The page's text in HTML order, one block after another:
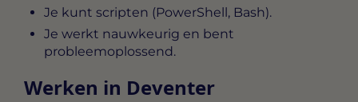
Je kunt scripten (PowerShell, Bash).
Je werkt nauwkeurig en bent
probleemoplossend.
Werken in Deventer